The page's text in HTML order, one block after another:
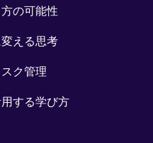
の可能性
える思考
ク管理
する学び方